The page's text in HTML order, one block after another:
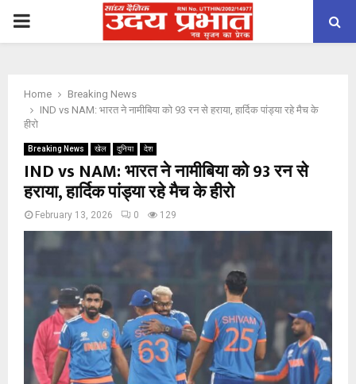
PRIMARY
Home
Breaking News
IND vs NAM: भारत ने नामीबिया को 93 रन से हराया, हार्दिक पांड्या रहे मैच के
हीरो
Breaking News खेल दुनिया देश
IND vs NAM: भारत ने नामीबिया को 93 रन से
हराया, हार्दिक पांड्या रहे मैच के हीरो
February 13, 2026 0 129